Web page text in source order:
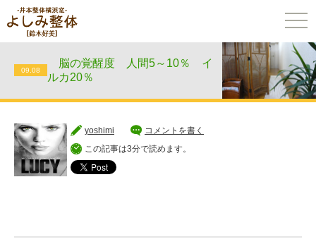
09.08
脳の覚醒度 人間5～10％ イ
ルカ20％
yoshimi
コメントを書く
この記事は3分で読めます。